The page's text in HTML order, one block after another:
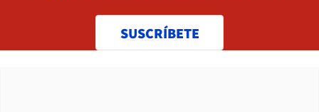
SUSCRÍBETE